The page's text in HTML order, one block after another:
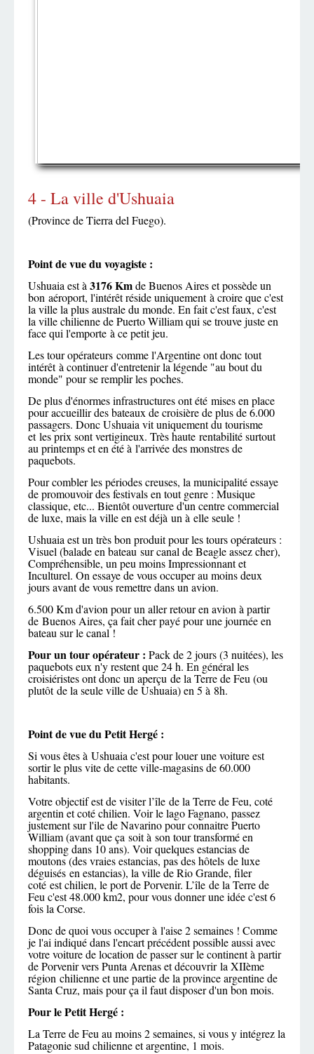
4 - La ville d'Ushuaia
(Province de Tierra del Fuego).
Point de vue du voyagiste :
Ushuaia est à3176 Kmde Buenos Aires et possède un
bon aéroport, l'intérêt réside uniquement à croire que c'est
la ville la plus australe du monde. En fait c'est faux, c'est
la ville chilienne de Puerto William qui se trouve juste en
face qui l'emporte à ce petit jeu.
Les tour opérateurs comme l'Argentine ont donc tout
intérêt à continuer d'entretenir la légende "au bout du
monde" pour se remplir les poches.
De plus d'énormes infrastructures ont été mises en place
pour accueillir des bateaux de croisière de plus de 6.000
passagers. Donc Ushuaia vit uniquement du tourisme
et les prix sont vertigineux. Très haute rentabilité surtout
au printemps et en été à l'arrivée des monstres de
paquebots.
Pour combler les périodes creuses, la municipalité essaye
de promouvoir des festivals en tout genre : Musique
classique, etc... Bientôt ouverture d'un centre commercial
de luxe, mais la ville en est déjà un à elle seule !
Ushuaia est un très bon produit pour les tours opérateurs :
Visuel (balade en bateau sur canal de Beagle assez cher),
Compréhensible, un peu moins Impressionnant et
Inculturel. On essaye de vous occuper au moins deux
jours avant de vous remettre dans un avion.
6.500 Km d'avion pour un aller retour en avion à partir
de Buenos Aires, ça fait cher payé pour une journée en
bateau sur le canal !
Pour un tour opérateur : Pack de 2 jours (3 nuitées), les
paquebots eux n'y restent que 24 h. En général les
croisiéristes ont donc un aperçu de la Terre de Feu (ou
plutôt de la seule ville de Ushuaia) en 5 à 8h.
Point de vue du Petit Hergé :
Si vous êtes à Ushuaiac'est pour louer une voiture est
sortir le plus vite de cette ville-magasins de 60.000
habitants.
Votre objectif est de visiter l’île de la Terre de Feu, coté
argentin et coté chilien. Voir le lago Fagnano, passez
justement sur l'ile de Navarino pour connaitre Puerto
William (avant que ça soit à son tour transformé en
shopping dans 10 ans). Voir quelques estancias de
moutons (des vraies estancias, pas des hôtels de luxe
déguisés en estancias), la ville de Rio Grande, filer
coté est chilien, le port de Porvenir. L’île de la Terre de
Feu c'est 48.000 km2, pour vous donner une idée c'est 6
fois la Corse.
Donc de quoi vous occuper à l'aise 2 semaines ! Comme
je l'ai indiqué dans l'encart précédent possible aussi avec
votre voiture de location de passer sur le continent à partir
de Porvenir vers Punta Arenas et découvrir la XIIème
région chilienne et une partie de la province argentine de
Santa Cruz, mais pour ça il faut disposer d'un bon mois.
Pour le Petit Hergé :
La Terre de Feu au moins 2 semaines, si vous y intégrez la
Patagonie sud chilienne et argentine, 1 mois.